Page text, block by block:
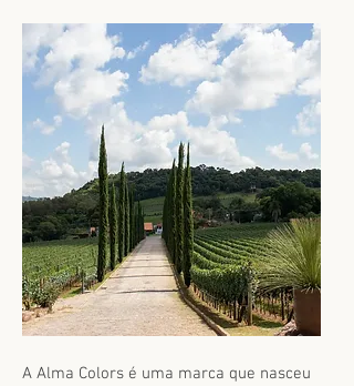
A Alma Colors é uma marca que nasceu